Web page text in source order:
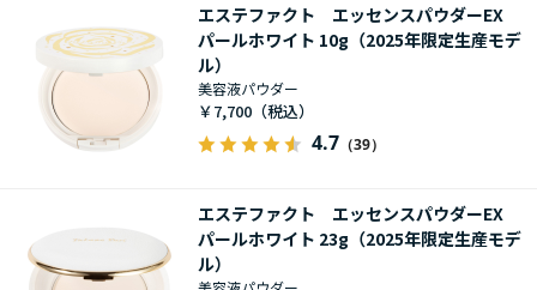
エステファクト エッセンスパウダーEX
パールホワイト 10g（2025年限定生産モデ
ル）
美容液パウダー
￥7,700
4.7 （39）
エステファクト エッセンスパウダーEX
パールホワイト 23g（2025年限定生産モデ
ル）